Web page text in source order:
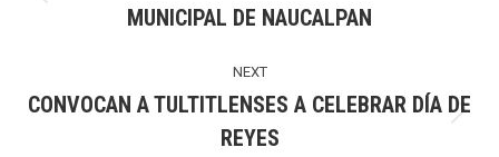
post:
MUNICIPAL DE NAUCALPAN
NEXT
CONVOCAN A TULTITLENSES A CELEBRAR DÍA DE
REYES